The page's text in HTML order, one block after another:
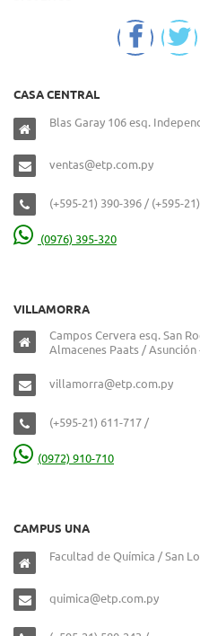
CASA CENTRAL
Blas Garay 106 esq.
ventas@etp.com.py
(+595-21) 390-396 / (+595-
(0976) 395-320
VILLAMORRA
Campos Cervera esq. San
Almacenes Paats / Asunción
villamorra@etp.com.py
(+595-21) 611-717 /
(0972) 910-710
CAMPUS UNA
Facultad de Química / San
quimica@etp.com.py